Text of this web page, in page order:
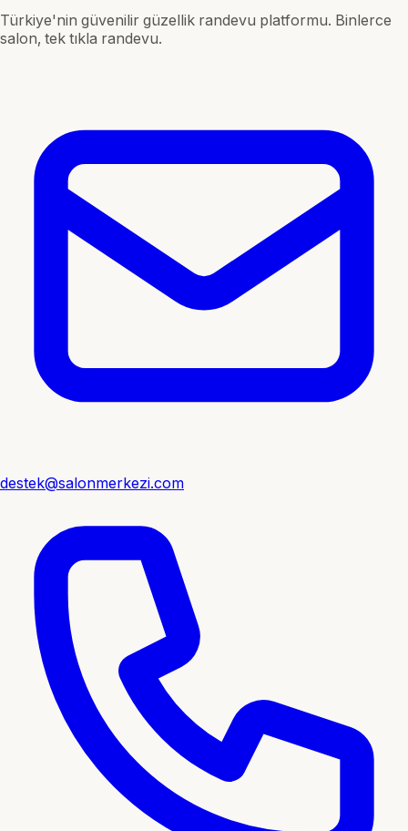
Türkiye'nin güvenilir güzellik randevu platformu. Binlerce
salon, tek tıkla randevu.
destek@salonmerkezi.com